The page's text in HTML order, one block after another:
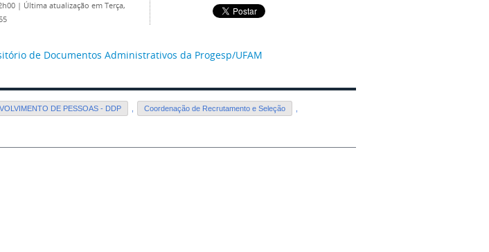
| Última atualização em Terça,
de Documentos Administrativos da Progesp/UFAM
DE PESSOAS - DDP Coordenação de Recrutamento e Seleção